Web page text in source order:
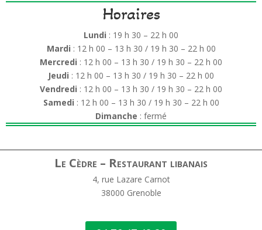
Horaires
Lundi : 19 h 30 – 22 h 00
Mardi : 12 h 00 – 13 h 30 / 19 h 30 – 22 h 00
Mercredi : 12 h 00 – 13 h 30 / 19 h 30 – 22 h 00
Jeudi : 12 h 00 – 13 h 30 / 19 h 30 – 22 h 00
Vendredi : 12 h 00 – 13 h 30 / 19 h 30 – 22 h 00
Samedi : 12 h 00 – 13 h 30 / 19 h 30 – 22 h 00
Dimanche : fermé
Le Cèdre – Restaurant libanais
4, rue Lazare Carnot
38000 Grenoble